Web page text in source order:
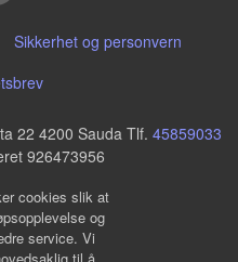
Sikkerhet og personvern
22 4200 Sauda Tlf. 45859033
926473956
cookies slik at
og
service. Vi